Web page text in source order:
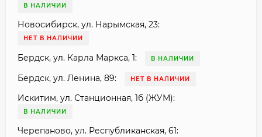
В НАЛИЧИИ
Новосибирск, ул. Нарымская, 23:
НЕТ В НАЛИЧИИ
Бердск, ул. Карла Маркса, 1: В НАЛИЧИИ
Бердск, ул. Ленина, 89: НЕТ В НАЛИЧИИ
Искитим, ул. Станционная, 1б (ЖУМ):
В НАЛИЧИИ
Черепаново, ул. Республиканская, 61: